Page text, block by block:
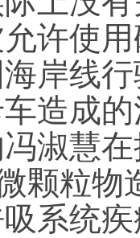
许使
岸线
造成
淑慧
颗粒
吸系统